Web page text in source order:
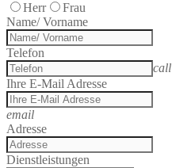
Herr
Frau
Name/ Vorname
Telefon
call
Ihre E-Mail Adresse
email
Adresse
Dienstleistungen